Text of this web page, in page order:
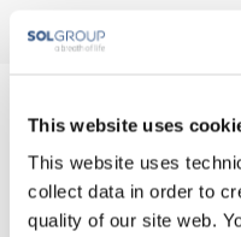
This website uses
This website uses
collect data in order to
quality of our site web.
SOL for Industry